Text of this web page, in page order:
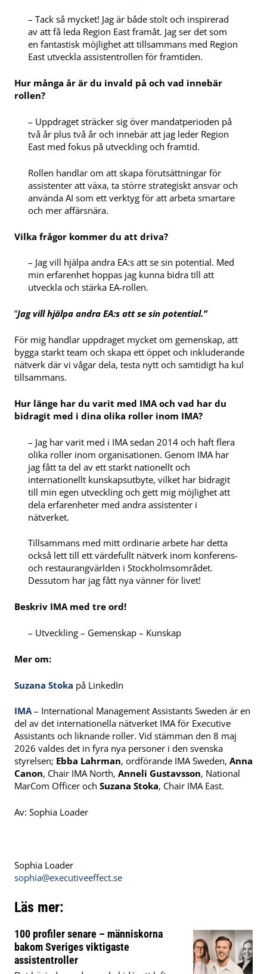
– Tack så mycket! Jag är både stolt och inspirerad
av att få leda Region East framåt. Jag ser det som
en fantastisk möjlighet att tillsammans med Region
East utveckla assistentrollen för framtiden.
Hur många år är du invald på och vad innebär
rollen?
– Uppdraget sträcker sig över mandatperioden på
två år plus två år och innebär att jag leder Region
East med fokus på utveckling och framtid.
Rollen handlar om att skapa förutsättningar för
assistenter att växa, ta större strategiskt ansvar och
använda AI som ett verktyg för att arbeta smartare
och mer affärsnära.
Vilka frågor kommer du att driva?
– Jag vill hjälpa andra EA:s att se sin potential. Med
min erfarenhet hoppas jag kunna bidra till att
utveckla och stärka EA-rollen.
”Jag vill hjälpa andra EA:s att se sin potential.”
För mig handlar uppdraget mycket om gemenskap, att
bygga starkt team och skapa ett öppet och inkluderande
nätverk där vi vågar dela, testa nytt och samtidigt ha kul
tillsammans.
Hur länge har du varit med IMA och vad har du
bidragit med i dina olika roller inom IMA?
– Jag har varit med i IMA sedan 2014 och haft flera
olika roller inom organisationen. Genom IMA har
jag fått ta del av ett starkt nationellt och
internationellt kunskapsutbyte, vilket har bidragit
till min egen utveckling och gett mig möjlighet att
dela erfarenheter med andra assistenter i
nätverket.
Tillsammans med mitt ordinarie arbete har detta
också lett till ett värdefullt nätverk inom konferens-
och restaurangvärlden i Stockholmsområdet.
Dessutom har jag fått nya vänner för livet!
Beskriv IMA med tre ord!
– Utveckling – Gemenskap – Kunskap
Mer om:
Suzana Stoka på LinkedIn
IMA– International Management Assistants Sweden är en
del av det internationella nätverket IMA för Executive
Assistants och liknande roller. Vid stämman den 8 maj
2026 valdes det in fyra nya personer i den svenska
styrelsen; Ebba Lahrman, ordförande IMA Sweden, Anna
Canon, Chair IMA North, Anneli Gustavsson, National
MarCom Officer och Suzana Stoka, Chair IMA East.
Av: Sophia Loader
Sophia Loader
sophia@executiveeffect.se
Läs mer:
100 profiler senare – människorna
bakom Sveriges viktigaste
assistentroller